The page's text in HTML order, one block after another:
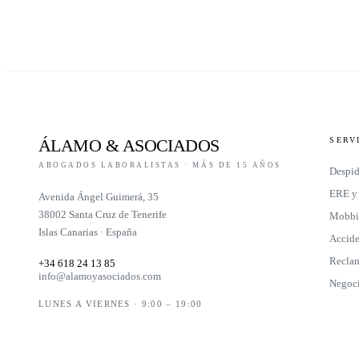
ÁLAMO &ASOCIADOS
ABOGADOS LABORALISTAS · MÁS DE 15 AÑOS
Avenida Ángel Guimerá, 35
38002 Santa Cruz de Tenerife
Islas Canarias · España
+34 618 24 13 85
info@alamoyasociados.com
LUNES A VIERNES · 9:00 – 19:00
ERE